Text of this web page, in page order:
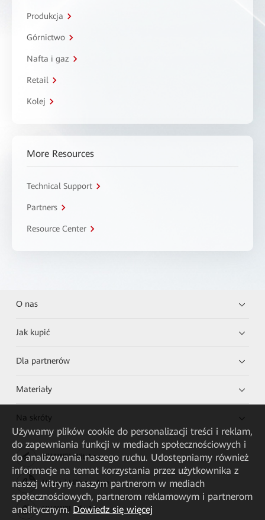
Produkcja
Górnictwo
Nafta i gaz
Retail
Kolej
More Resources
Technical Support
Partners
Resource Center
O nas
Jak kupić
Dla partnerów
Materiały
Na skróty
HUAWEI eKit App
Huawei HiKnow App
HUAWEI eFly App
Używamy plików cookie do personalizacji treści i reklam,
do zapewniania funkcji w mediach społecznościowych i
do analizowania naszego ruchu. Udostępniamy również
informacje na temat korzystania przez użytkownika z
naszej witryny naszym partnerom w mediach
społecznościowych, partnerom reklamowym i partnerom
analitycznym. Dowiedz się więcej